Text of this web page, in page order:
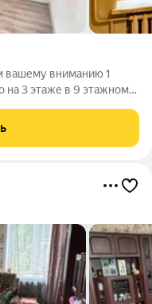
вашему вниманию 1
на 3 этаже в 9 этажном
и отопление все